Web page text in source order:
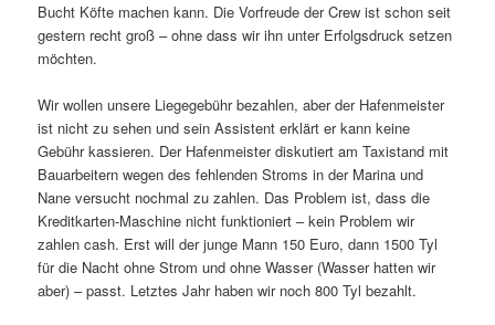
Bucht Köfte machen kann. Die Vorfreude der Crew ist schon seit
gestern recht groß – ohne dass wir ihn unter Erfolgsdruck setzen
möchten.
Wir wollen unsere Liegegebühr bezahlen, aber der Hafenmeister
ist nicht zu sehen und sein Assistent erklärt er kann keine
Gebühr kassieren. Der Hafenmeister diskutiert am Taxistand mit
Bauarbeitern wegen des fehlenden Stroms in der Marina und
Nane versucht nochmal zu zahlen. Das Problem ist, dass die
Kreditkarten-Maschine nicht funktioniert – kein Problem wir
zahlen cash. Erst will der junge Mann 150 Euro, dann 1500 Tyl
für die Nacht ohne Strom und ohne Wasser (Wasser hatten wir
aber) – passt. Letztes Jahr haben wir noch 800 Tyl bezahlt.